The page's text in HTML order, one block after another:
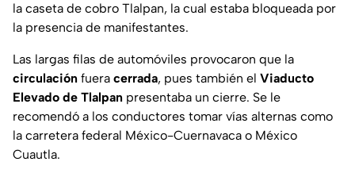
la caseta de cobro Tlalpan, la cual estaba bloqueada por
la presencia de manifestantes.
Las largas filas de automóviles provocaron que la
circulación fuera cerrada, pues también el Viaducto
Elevado de Tlalpan presentaba un cierre. Se le
recomendó a los conductores tomar vías alternas como
la carretera federal México-Cuernavaca o México
Cuautla.